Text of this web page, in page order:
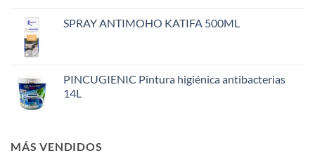
SPRAY ANTIMOHO KATIFA 500ML
PINCUGIENIC Pintura higiénica antibacterias
14L
MÁS VENDIDOS